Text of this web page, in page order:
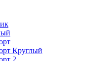
Круглый
2